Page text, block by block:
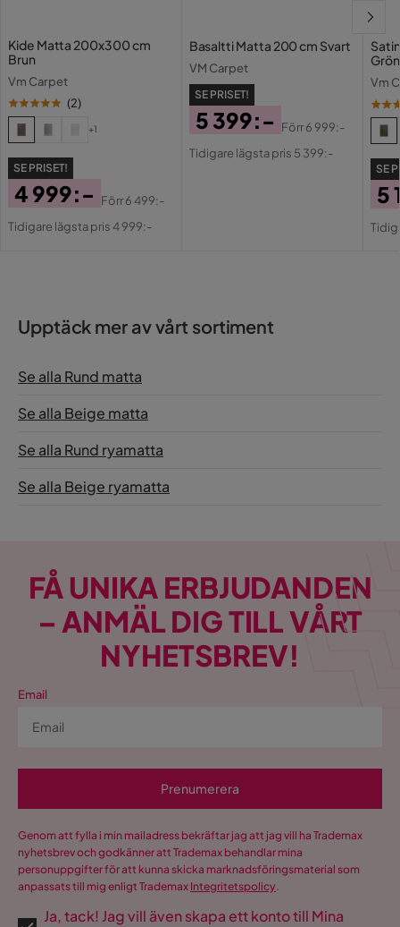
Kide Matta 200x300 cm
Brun
Vm Carpet
(2)
+1
SE PRISET!
Pris
4 999:-
Original
Förr6 499:-
Tidigare lägsta pris 4 999:-
Basaltti Matta 200 cm Svart
VM Carpet
SE PRISET!
Pris
5 399:-
Original
Förr6 999:-
Tidigare lägsta pris 5 399:-
Grön
Vm
SE
5
Upptäck mer av vårt sortiment
Se alla Rund matta
Se alla Beige matta
Se alla Rund ryamatta
Se alla Beige ryamatta
FÅ UNIKA ERBJUDANDEN
– ANMÄL DIG TILL VÅRT
NYHETSBREV!
Email
Prenumerera
Genom att fylla i min mailadress bekräftar jag att jag vill ha Trademax
nyhetsbrev och godkänner att Trademax behandlar mina
personuppgifter för att kunna skicka marknadsföringsmaterial som
anpassats till mig enligt Trademax Integritetspolicy.
Ja, tack! Jag vill även skapa ett konto till Mina